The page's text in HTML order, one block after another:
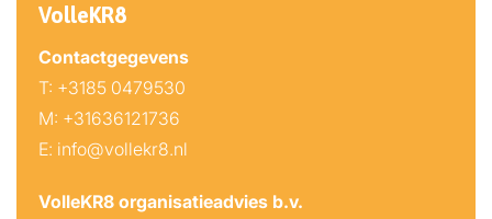
VolleKR8
Contactgegevens
T: +3185 0479530
M: +31636121736
E: info@vollekr8.nl
VolleKR8 organisatieadvies b.v.